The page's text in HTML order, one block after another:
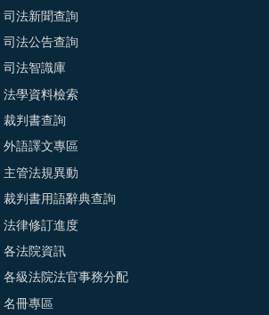
司法新聞查詢
司法公告查詢
司法智識庫
法學資料檢索
裁判書查詢
外語譯文專區
主管法規異動
裁判書用語辭典查詢
法律修訂進度
各法院資訊
各級法院法官事務分配
名冊專區